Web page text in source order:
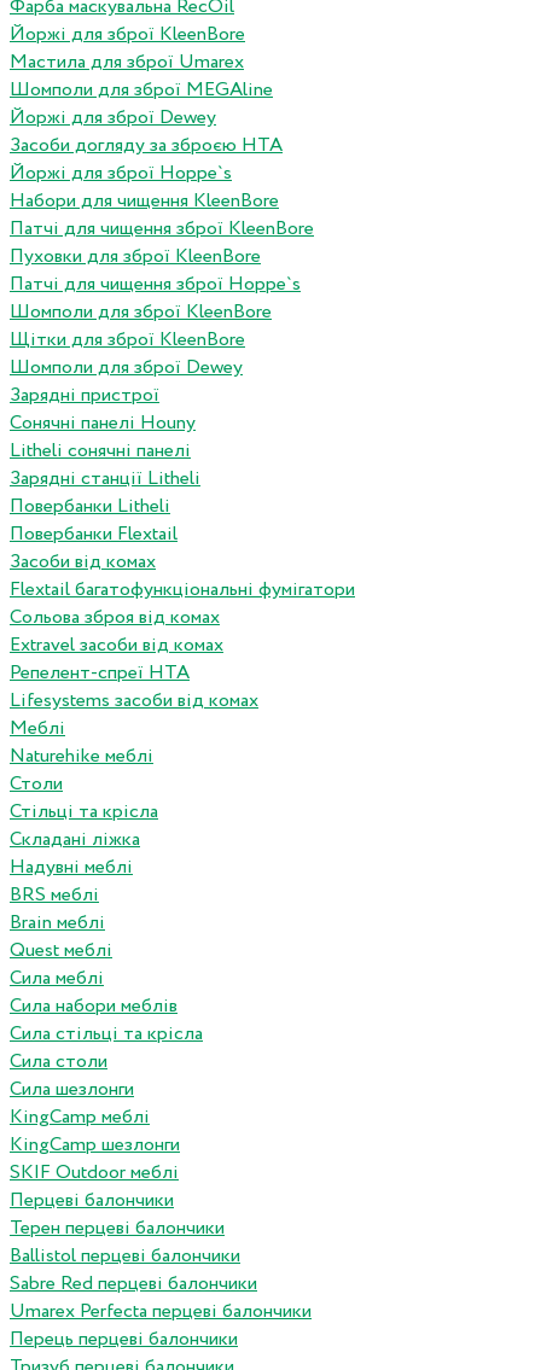
Фарба маскувальна RecOil
Йоржі для зброї KleenBore
Мастила для зброї Umarex
Шомполи для зброї MEGAline
Йоржі для зброї Dewey
Засоби догляду за зброєю HTA
Йоржі для зброї Hoppe`s
Набори для чищення KleenBore
Патчі для чищення зброї KleenBore
Пуховки для зброї KleenBore
Патчі для чищення зброї Hoppe`s
Шомполи для зброї KleenBore
Щітки для зброї KleenBore
Шомполи для зброї Dewey
Зарядні пристрої
Сонячні панелі Houny
Litheli сонячні панелі
Зарядні станції Litheli
Повербанки Litheli
Повербанки Flextail
Засоби від комах
Flextail багатофункціональні фумігатори
Сольова зброя від комах
Extravel засоби від комах
Репелент-спреї HTA
Lifesystems засоби від комах
Меблі
Naturehike меблі
Столи
Стільці та крісла
Складані ліжка
Надувні меблі
BRS меблі
Brain меблі
Quest меблі
Сила меблі
Сила набори меблів
Сила стільці та крісла
Сила столи
Сила шезлонги
KingCamp меблі
KingCamp шезлонги
SKIF Outdoor меблі
Перцеві балончики
Терен перцеві балончики
Ballistol перцеві балончики
Sabre Red перцеві балончики
Umarex Perfecta перцеві балончики
Перець перцеві балончики